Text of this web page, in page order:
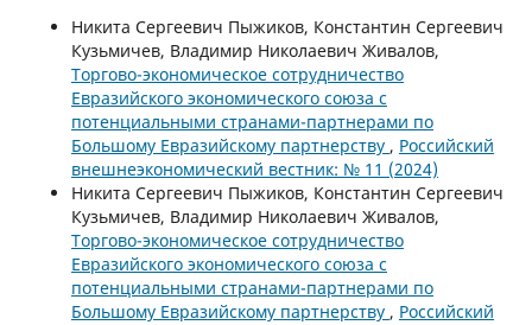
Никита Сергеевич Пыжиков, Константин Сергеевич
Кузьмичев, Владимир Николаевич Живалов,
Торгово-экономическое сотрудничество
Евразийского экономического союза с
потенциальными странами-партнерами по
Большому Евразийскому партнерству , Российский
внешнеэкономический вестник: № 11 (2024)
Никита Сергеевич Пыжиков, Константин Сергеевич
Кузьмичев, Владимир Николаевич Живалов,
Торгово-экономическое сотрудничество
Евразийского экономического союза с
потенциальными странами-партнерами по
Большому Евразийскому партнерству , Российский